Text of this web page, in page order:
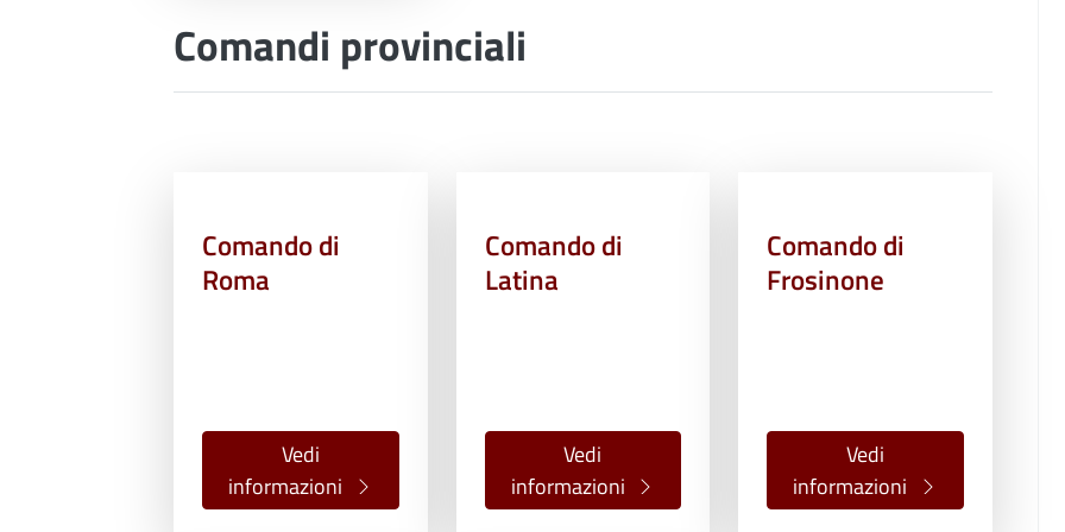
Comandi provinciali
Comando di
Roma
Vedi
informazioni
Comando di
Latina
Vedi
informazioni
Comando di
Frosinone
Vedi
informazioni